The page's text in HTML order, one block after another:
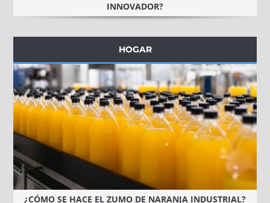
INNOVADOR?
HOGAR
¿CÓMO SE HACE EL ZUMO DE NARANJA INDUSTRIAL?